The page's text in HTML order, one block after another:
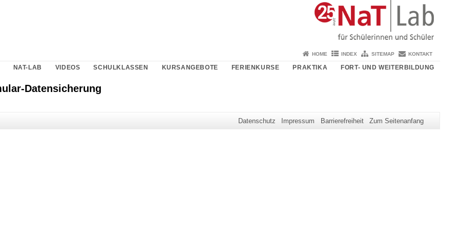
HOME INDEX SITEMAP KONTAKT
NAT-LAB VIDEOS SCHULKLASSEN KURSANGEBOTE FERIENKURSE PRAKTIKA FORT- UND WEITERBILDUNG
Datensicherung
Datenschutz Impressum Barrierefreiheit Zum Seitenanfang